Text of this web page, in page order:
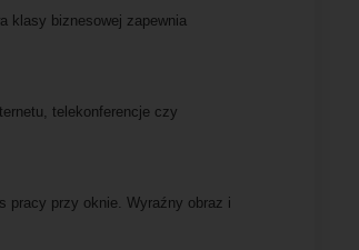
klasy biznesowej zapewnia
telekonferencje czy
pracy przy oknie. Wyraźny obraz i